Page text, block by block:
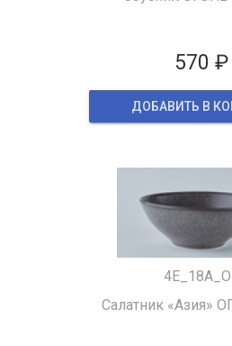
570 ₽
ДОБАВИТЬ В
Салатник «Азия»